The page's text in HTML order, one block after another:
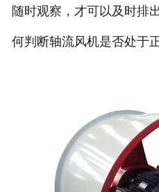
随时观察，才可以及时排
何判断轴流风机是否处于